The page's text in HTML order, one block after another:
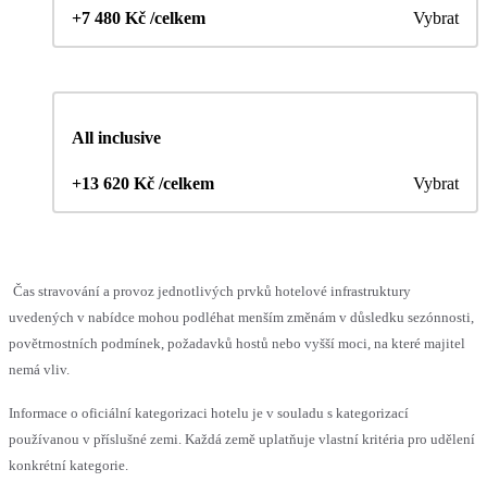
+7 480 Kč /celkem Vybrat
All inclusive
+13 620 Kč /celkem Vybrat
Čas stravování a provoz jednotlivých prvků hotelové infrastruktury
uvedených v nabídce mohou podléhat menším změnám v důsledku sezónnosti,
povětrnostních podmínek, požadavků hostů nebo vyšší moci, na které majitel
nemá vliv.
Informace o oficiální kategorizaci hotelu je v souladu s kategorizací
používanou v příslušné zemi. Každá země uplatňuje vlastní kritéria pro udělení
konkrétní kategorie.